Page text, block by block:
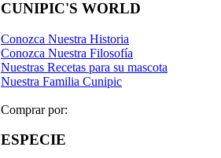
CUNIPIC'S WORLD
Conozca Nuestra Historia
Conozca Nuestra Filosofía
Nuestras Recetas para su mascota
Nuestra Familia Cunipic
Comprar por:
ESPECIE